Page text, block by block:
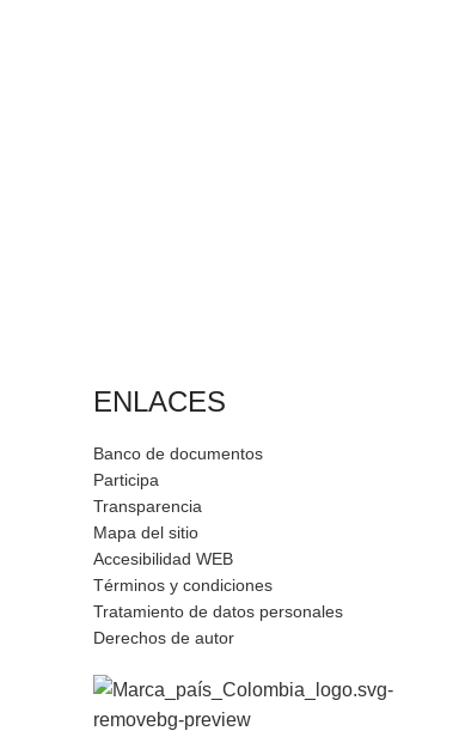
ENLACES
Banco de documentos
Participa
Transparencia
Mapa del sitio
Accesibilidad WEB
Términos y condiciones
Tratamiento de datos personales
Derechos de autor